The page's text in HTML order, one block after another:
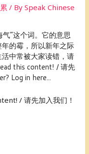
/ BySpeak Chinese
”这个词。它的意思
的霉，所以新年之际
中常被大家读错，请
this content! / 请先
Log in here...
/ 请先加入我们！